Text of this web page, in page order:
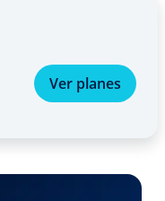
Ver planes